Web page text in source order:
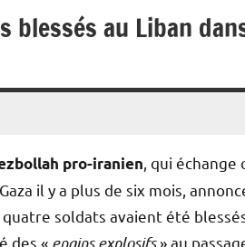
blessés au Liban
pro-iranien , qui
il y a plus de six mois,
soldats avaient été
des « engins explosifs» au